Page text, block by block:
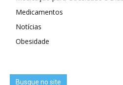
Medicamentos
Notícias
Obesidade
Busque no site